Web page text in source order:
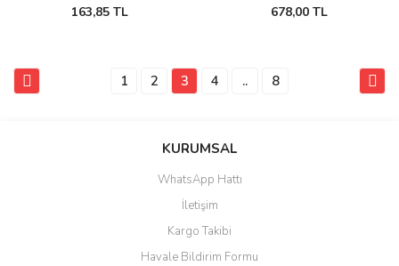
163,85 TL 678,00 TL
1 2 3 4 .. 8
KURUMSAL
WhatsApp Hattı
İletişim
Kargo Takibi
Havale Bildirim Formu